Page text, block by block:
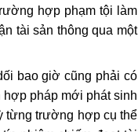
hợp phạm tội làm
tài sản thông qua một
bao giờ cũng phải có
pháp mới phát sinh
từng trường hợp cụ thể